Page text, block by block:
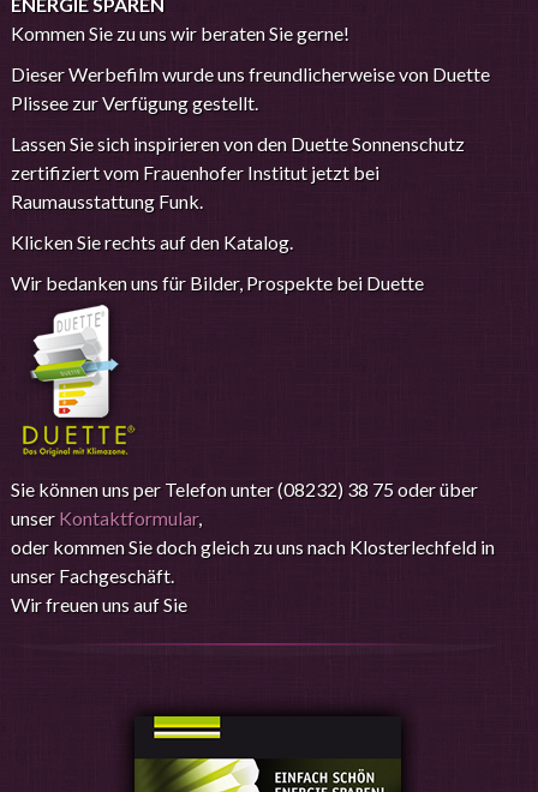
Kommen Sie zu uns wir beraten Sie gerne!
Dieser Werbefilm wurde uns freundlicherweise von Duette
Plissee zur Verfügung gestellt.
Lassen Sie sich inspirieren von den Duette Sonnenschutz
zertifiziert vom Frauenhofer Institut jetzt bei
Raumausstattung Funk.
Klicken Sie rechts auf den Katalog.
Wir bedanken uns für Bilder, Prospekte bei Duette
Sie können uns per Telefon unter (08232) 38 75 oder über
unser Kontaktformular,
oder kommen Sie doch gleich zu uns nach Klosterlechfeld in
unser Fachgeschäft.
Wir freuen uns auf Sie